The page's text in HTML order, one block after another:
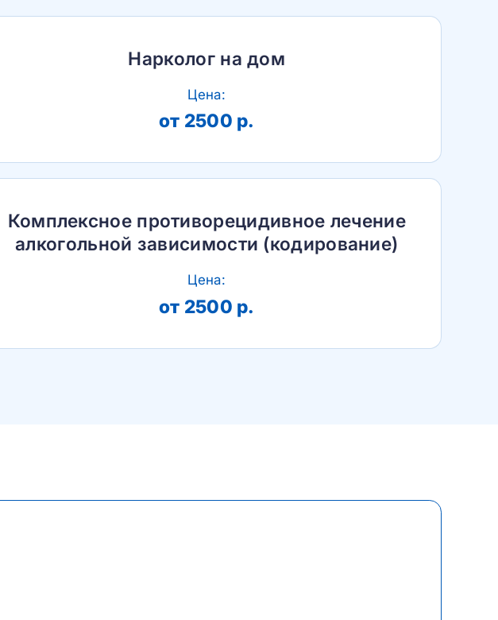
Нарколог на дом
Цена:
от 2500 р.
Комплексное противорецидивное лечение
алкогольной зависимости (кодирование)
Цена:
от 2500 р.